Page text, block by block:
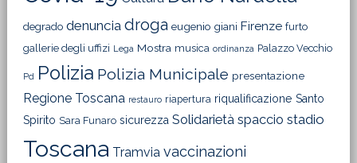
degrado denuncia droga eugenio giani Firenze furto
gallerie degli uffizi Lega Mostra musica ordinanza Palazzo Vecchio
Pd Polizia Polizia Municipale presentazione
Regione Toscana restauro riapertura riqualificazione Santo
Spirito Sara Funaro sicurezza Solidarietà spaccio stadio
Toscana Tramvia vaccinazioni